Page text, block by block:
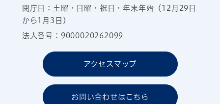
閉庁日：土曜・日曜・祝日・年末年始（12月29日
から1月3日）
法人番号：9000020262099
アクセスマップ
お問い合わせはこちら